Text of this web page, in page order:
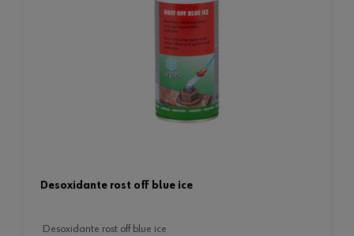
desoxidante rost off blue ice
desoxidante rost off blue ice